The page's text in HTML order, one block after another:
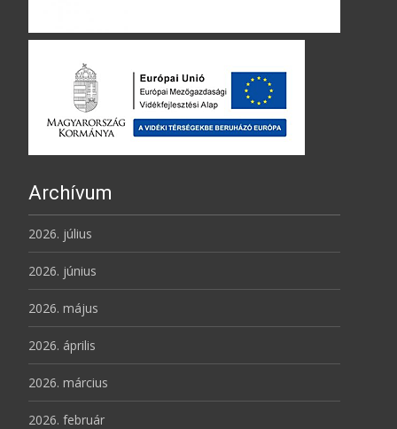
Archívum
2026. július
2026. június
2026. május
2026. április
2026. március
2026. február